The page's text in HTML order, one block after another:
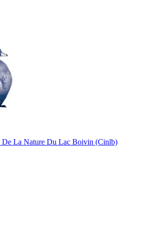
De La Nature Du Lac Boivin (Cinlb)